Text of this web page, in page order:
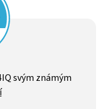
svým známým